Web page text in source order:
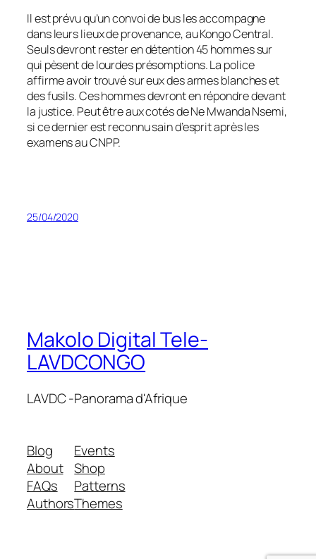
Il est prévu qu’un convoi de bus les accompagne
dans leurs lieux de provenance, au Kongo Central.
Seuls devront rester en détention 45 hommes sur
qui pèsent de lourdes présomptions. La police
affirme avoir trouvé sur eux des armes blanches et
des fusils. Ces hommes devront en répondre devant
la justice. Peut être aux cotés de Ne Mwanda Nsemi,
si ce dernier est reconnu sain d’esprit après les
examens au CNPP.
25/04/2020
Makolo Digital Tele-
LAVDCONGO
LAVDC -Panorama d'Afrique
Blog
About
FAQs
Authors
Events
Shop
Patterns
Themes